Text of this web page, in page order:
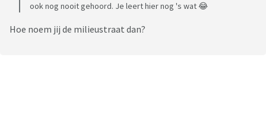
ook nog nooit gehoord. Je leert hier nog 's wat 😂
Hoe noem jij de milieustraat dan?